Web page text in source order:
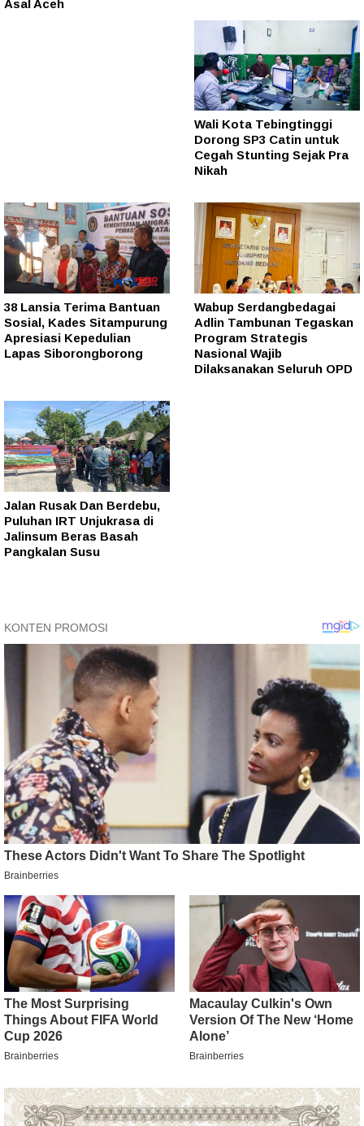
Asal Aceh
Wali Kota Tebingtinggi
Dorong SP3 Catin untuk
Cegah Stunting Sejak Pra
Nikah
38 Lansia Terima Bantuan
Sosial, Kades Sitampurung
Apresiasi Kepedulian
Lapas Siborongborong
Wabup Serdangbedagai
Adlin Tambunan Tegaskan
Program Strategis
Nasional Wajib
Dilaksanakan Seluruh OPD
Jalan Rusak Dan Berdebu,
Puluhan IRT Unjukrasa di
Jalinsum Beras Basah
Pangkalan Susu